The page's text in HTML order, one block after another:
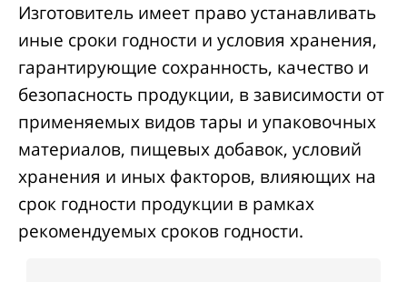
Изготовитель имеет право устанавливать
иные сроки годности и условия хранения,
гарантирующие сохранность, качество и
безопасность продукции, в зависимости от
применяемых видов тары и упаковочных
материалов, пищевых добавок, условий
хранения и иных факторов, влияющих на
срок годности продукции в рамках
рекомендуемых сроков годности.